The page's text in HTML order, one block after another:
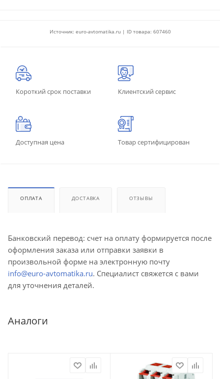
Источник: euro-avtomatika.ru | ID товара: 607460
Короткий срок поставки Клиентский сервис
Доступная цена Товар сертифицирован
ОПЛАТА ДОСТАВКА ОТЗЫВЫ
Банковский перевод: счет на оплату формируется после
оформления заказа или отправки заявки в
произвольной форме на электронную почту
info@euro-avtomatika.ru. Специалист свяжется с вами
для уточнения деталей.
Аналоги